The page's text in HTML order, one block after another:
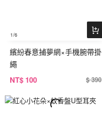
1/6
繽紛春意捕夢網×手機腕帶掛
繩
NT$ 100 $ 390